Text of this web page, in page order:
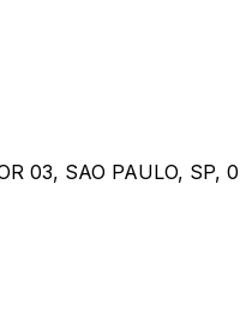
03, SAO PAULO, SP,